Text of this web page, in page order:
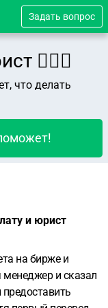
Задать вопрос
👨🏻‍⚖️
что делать
и юрист
на бирже и
менеджер и сказал